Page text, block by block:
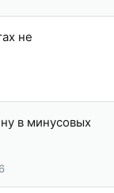
не
в минусовых